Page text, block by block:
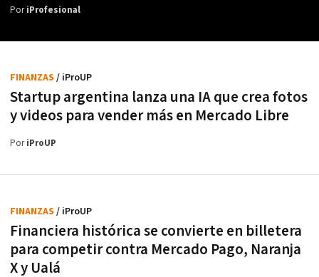
PoriProfesional
Startup argentina lanza una IA que crea fotos
y videos para vender más en Mercado Libre
FINANZAS / iProUP
PoriProUP
Financiera histórica se convierte en billetera
para competir contra Mercado Pago, Naranja
X y Ualá
FINANZAS / iProUP